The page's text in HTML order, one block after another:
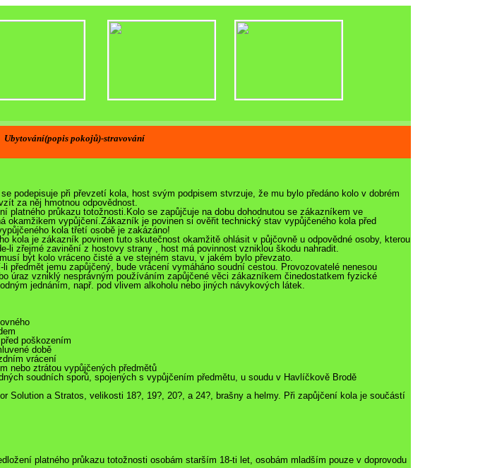
Ubytování(popis pokojů)-stravování
se podepisuje při převzetí kola, host svým podpisem stvrzuje, že mu bylo předáno kolo v dobrém
za něj hmotnou odpovědnost.
platného průkazu totožnosti.Kolo se zapůjčuje na dobu dohodnutou se zákazníkem ve
okamžikem vypůjčení.Zákazník je povinen si ověřit technický stav vypůjčeného kola před
kola třetí osobě je zakázáno!
kola je zákazník povinen tuto skutečnost okamžitě ohlásit v půjčovně u odpovědné osoby, kterou
li zřejmé zavinění z hostovy strany , host má povinnost vzniklou škodu nahradit.
být kolo vráceno čisté a ve stejném stavu, v jakém bylo převzato.
předmět jemu zapůjčený, bude vrácení vymáháno soudní cestou. Provozovatelé nenesou
úraz vzniklý nesprávným používáním zapůjčené věci zákazníkem činedostatkem fyzické
jednáním, např. pod vlivem alkoholu nebo jiných návykových látek.
poškozením
době
vrácení
nebo ztrátou vypůjčených předmětů
soudních sporů, spojených s vypůjčením předmětu, u soudu v Havlíčkově Brodě
Solution a Stratos, velikosti 18?, 19?, 20?, a 24?, brašny a helmy. Při zapůjčení kola je součástí
platného průkazu totožnosti osobám starším 18-ti let, osobám mladším pouze v doprovodu